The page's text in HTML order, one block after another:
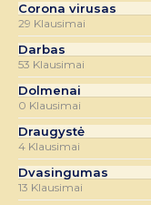
Corona virusas
29 Klausimai
Darbas
53 Klausimai
Dolmenai
0 Klausimai
Draugystė
4 Klausimai
Dvasingumas
13 Klausimai